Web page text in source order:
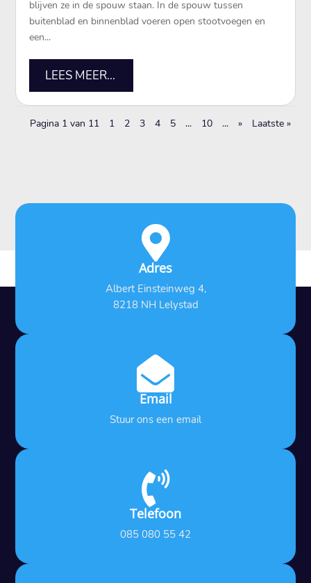
blijven ze in de spouw staan. In de spouw tussen
buitenblad en binnenblad voeren open stootvoegen en
een...
LEES MEER...
Pagina 1 van 11 1 2 3 4 5 ... 10 ... » Laatste »

Adres
Albert Einsteinweg 4,
8218 NH Lelystad

Email
Stuur ons een email

Telefoon
085 080 55 42